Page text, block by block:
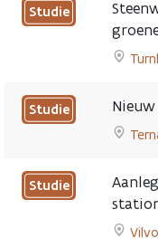
page
UZ
nog
vervoer
page
Studie
to
op
in
groener
Studie
to
Nieuw
aan
Studie